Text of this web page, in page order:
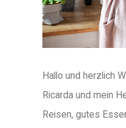
Hallo und herzlich
Ricarda und mein
Reisen, gutes